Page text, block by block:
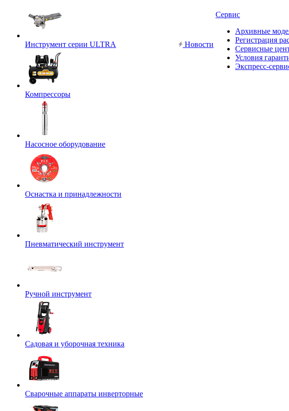
Инструмент серии ULTRA
Компрессоры
Насосное оборудование
Оснастка и принадлежности
Пневматический инструмент
Ручной инструмент
Садовая и уборочная техника
Сварочные аппараты инверторные
Новости
Сервис
Архивные
Регистрация
Сервисные
Условия
Экспресс-